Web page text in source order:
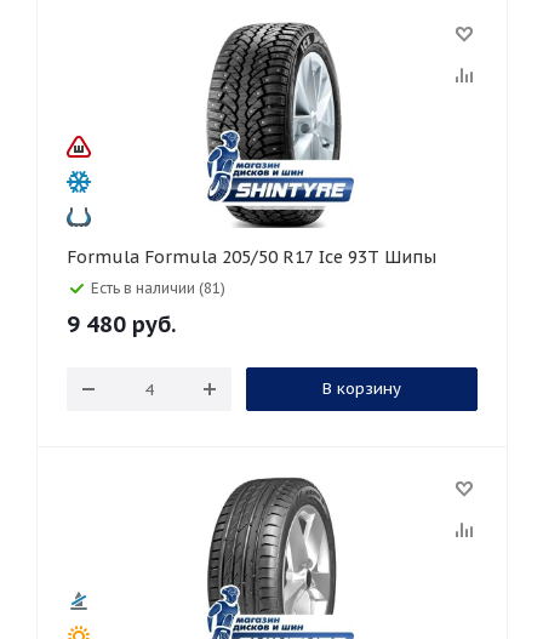
Formula Formula 205/50 R17 Ice 93T Шипы
Есть в наличии (81)
9 480 руб.
В корзину